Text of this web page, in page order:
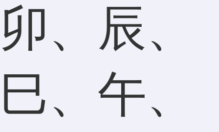
卯、辰、
巳、午、